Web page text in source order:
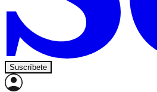
Suscríbete